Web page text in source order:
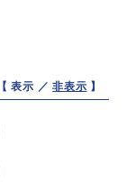
【 表示 ／非表示 】